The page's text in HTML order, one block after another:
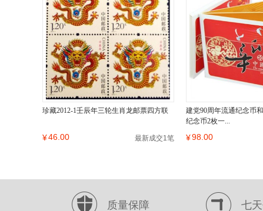
珍藏2012-1壬辰年三轮生肖龙邮票四方联
¥46.00 最新成交1笔
建党90周年流通纪念币
纪念币2枚一...
¥98.00
质量保障 七